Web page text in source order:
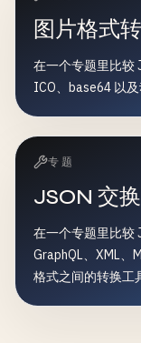
图片格式
在一个专题里比较
ICO、base64 以
专题
JSON 交
在一个专题里比较
GraphQL、XML、
格式之间的转换工